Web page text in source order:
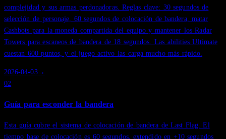
complejidad y sus armas perdonadoras. Reglas clave: 30 segundos de
selección de personaje, 60 segundos de colocación de bandera, matar
Cashbots para la moneda compartida del equipo y mantener los Radar
Towers para escaneos de bandera de 18 segundos. Las abilities Ultimate
cuestan 600 puntos, y el juego activo las carga mucho más rápido.
2026-04-03→
02
Guía para esconder la bandera
Esta guía cubre el sistema de colocación de bandera de Last Flag. El
tiempo base de colocación es 60 segundos, extendido en +10 segundos